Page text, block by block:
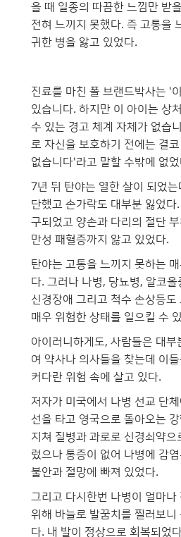
을 때 일종의 따끔한 느낌만 받
전혀 느끼지 못했다. 즉 고통을
귀한 병을 앓고 있었다.
진료를 마친 폴 브랜드박사는 '
있습니다. 하지만 이 아이는 상
수 있는 경고 체계 자체가 없습
로 자신을 보호하기 전에는 결
없습니다'라고 말할 수밖에 없
7년 뒤 탄야는 열한 살이 되었
단했고 손가락도 대부분 잃었
구되었고 양손과 다리의 절단
만성 패혈증까지 앓고 있었다.
탄야는 고통을 느끼지 못하는
다. 그러나 나병, 당뇨병, 알코
신경장애 그리고 척수 손상등
매우 위험한 상태를 일으킬 수
아이러니하게도, 사람들은 대
여 약사나 의사들을 찾는데 이
커다란 위험 속에 살고 있다.
저자가 미국에서 나병 선교 단
선을 타고 영국으로 돌아오는
지쳐 질병과 과로로 신경쇠약으
렀으나 통증이 없어 나병에 감
불안과 절망에 빠져 있었다.
그리고 다시한번 나병이 얼마나
위해 바늘로 발꿈치를 찔러보니
다. 내 발이 정상으로 회복되었